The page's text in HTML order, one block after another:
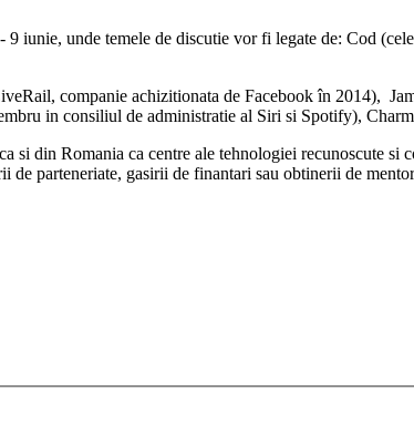
iunie, unde temele de discutie vor fi legate de: Cod
companie achizitionata de Facebook în 2014),
in consiliul de administratie al Siri si Spotify),
si din Romania ca centre ale tehnologiei recunoscute
parteneriate, gasirii de finantari sau obtinerii de